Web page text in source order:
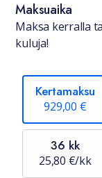
Maksuaika
Maksa kerralla
kuluja!
Kertamaksu
929,00 €
36 kk
25,80 €/kk